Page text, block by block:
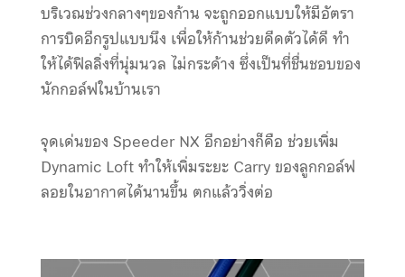
บริเวณช่วงกลางๆของก้าน จะถูกออกแบบให้มีอัตรา
การบิดอีกรูปแบบนึง เพื่อให้ก้านช่วยดีดตัวได้ดี ทำ
ให้ได้ฟิลลิ่งที่นุ่มนวล ไม่กระด้าง ซึ่งเป็นที่ชื่นชอบของ
นักกอล์ฟในบ้านเรา
จุดเด่นของ Speeder NX อีกอย่างก็คือ ช่วยเพิ่ม
Dynamic Loft ทำให้เพิ่มระยะ Carry ของลูกกอล์ฟ
ลอยในอากาศได้นานขึ้น ตกแล้ววิ่งต่อ